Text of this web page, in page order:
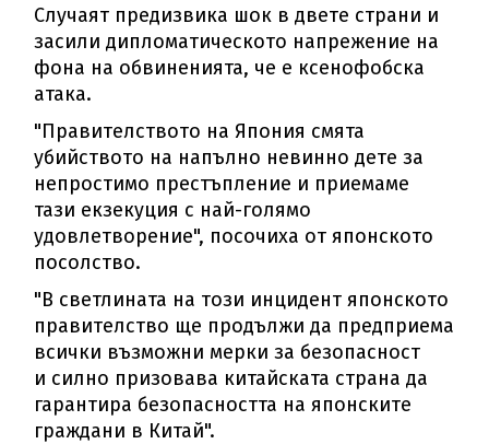
Случаят предизвика шок в двете страни и
засили дипломатическото напрежение на
фона на обвиненията, че е ксенофобска
атака.
"Правителството на Япония смята
убийството на напълно невинно дете за
непростимо престъпление и приемаме
тази екзекуция с най-голямо
удовлетворение", посочиха от японското
посолство.
"В светлината на този инцидент японското
правителство ще продължи да предприема
всички възможни мерки за безопасност
и силно призовава китайската страна да
гарантира безопасността на японските
граждани в Китай".